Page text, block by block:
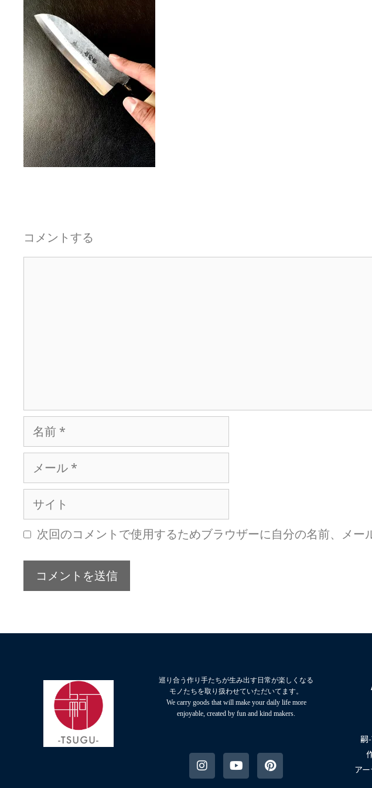
コメントする
次回のコメントで使用するためブラウザーに自分の名前、メー
巡り合う作り手たちが生み出す日常が楽しくなる
モノたちを取り扱わせていただいてます。
We carry goods that will make your daily life more
enjoyable, created by fun and kind makers.
嗣
ア